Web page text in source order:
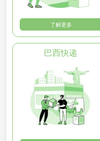
了解更多
巴西快递